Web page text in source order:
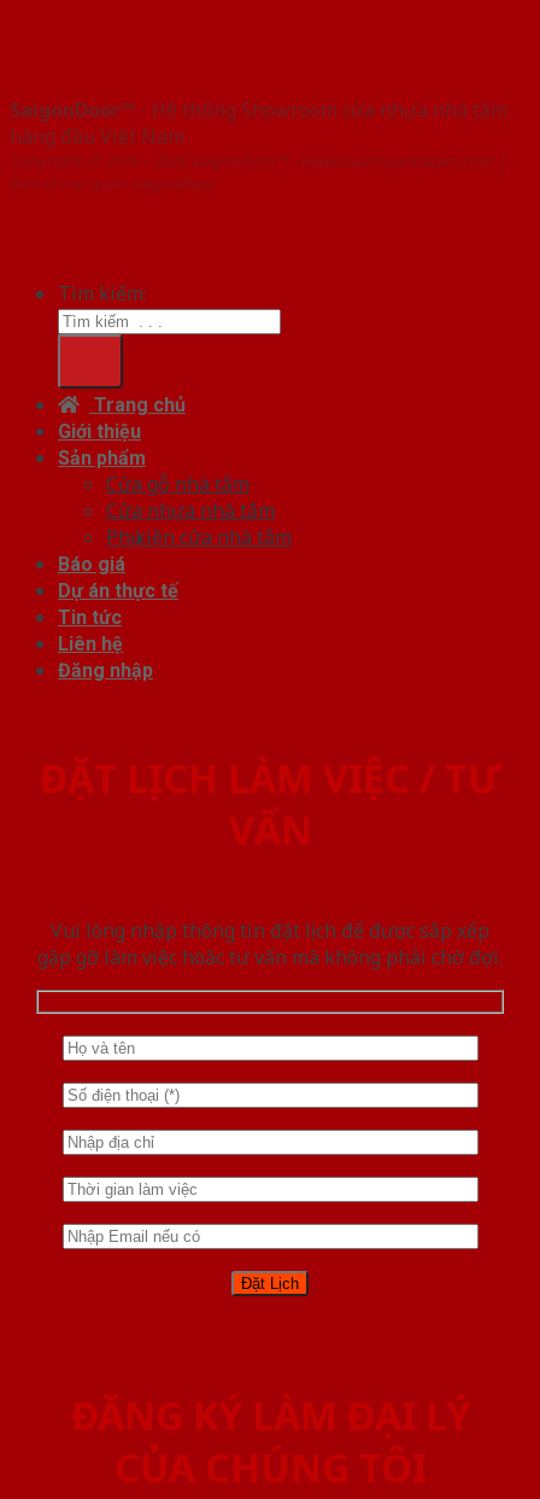
SaigonDoor™ - Hệ thống Showroom cửa nhựa nhà tắm
hàng đầu Việt Nam
Copyright ⓒ 2016 – 2026 SaigonDoor™ - www.cuanhuanhatam.com |
Đơn vị chủ quản SaigonDoor
Tìm kiếm:
Trang chủ
Giới thiệu
Sản phẩm
Cửa gỗ nhà tắm
Cửa nhựa nhà tắm
Phụ kiện cửa nhà tắm
Báo giá
Dự án thực tế
Tin tức
Liên hệ
Đăng nhập
ĐẶT LỊCH LÀM VIỆC / TƯ
VẤN
Vui lòng nhập thông tin đặt lịch để được sắp xếp
gặp gỡ làm việc hoăc tư vấn mà không phải chờ đợi.
ĐĂNG KÝ LÀM ĐẠI LÝ
CỦA CHÚNG TÔI